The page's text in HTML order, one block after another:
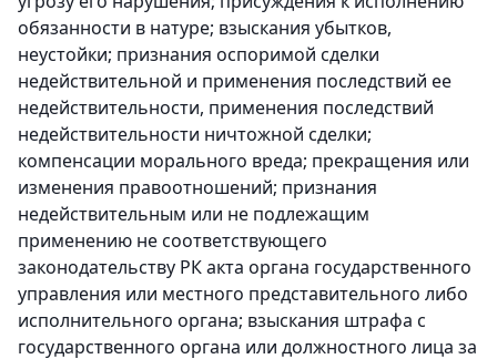
обязанности в натуре; взыскания убытков,
неустойки; признания оспоримой сделки
недействительной и применения последствий ее
недействительности, применения последствий
недействительности ничтожной сделки;
компенсации морального вреда; прекращения или
изменения правоотношений; признания
недействительным или не подлежащим
применению не соответствующего
законодательству РК акта органа государственного
управления или местного представительного либо
исполнительного органа; взыскания штрафа с
государственного органа или должностного лица за